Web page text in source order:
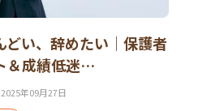
どい、辞めたい｜保護者
＆成績低迷…
2025年09月27日